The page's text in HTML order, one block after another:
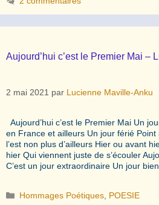
Aujourd’hui c’est le Premier Mai –
2 mai 2021 par Lucienne Maville-Anku
Aujourd’hui c’est le Premier Mai Un
en France et ailleurs Un jour férié Point
l’est non plus d’ailleurs Hier ou avant
hier Qui viennent juste de s’écouler
C’est un jour extraordinaire Un jour
Catégories
Hommages Poétiques POESIE